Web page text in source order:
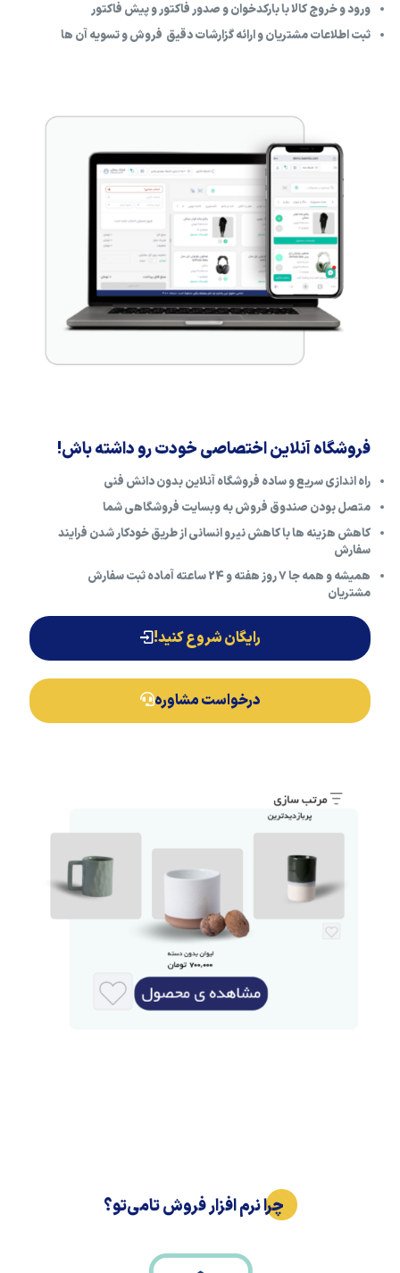
ورود و خروج کالا با بارکدخوان و صدور فاکتور و پیش فاکتور
ثبت اطلاعات مشتریان و ارائه گزارشات دقیق فروش و تسویه آن ها
فروشگاه آنلاین اختصاصی خودت رو داشته باش!
راه اندازی سریع و ساده فروشگاه آنلاین بدون دانش فنی
متصل بودن صندوق فروش به وبسایت فروشگاهی شما
کاهش هزینه ها با کاهش نیرو انسانی از طریق خودکار شدن فرایند
سفارش
همیشه و همه جا 7 روز هفته و 24 ساعته آماده ثبت سفارش
مشتریان
رایگان شروع کنید!
درخواست مشاوره
چرا نرم افزار فروش تامی‌تو؟